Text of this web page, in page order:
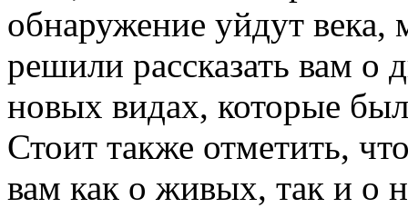
обнаружение уйдут
решили рассказать вам о
новых видах, которые
Стоит также отметить,
вам как о живых, так и о